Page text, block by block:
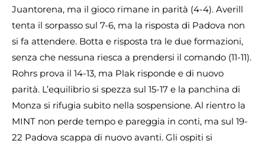
Juantorena, ma il gioco rimane in parità (4-4). Averill
tenta il sorpasso sul 7-6, ma la risposta di Padova non
si fa attendere. Botta e risposta tra le due formazioni,
senza che nessuna riesca a prendersi il comando (11-11).
Rohrs prova il 14-13, ma Plak risponde e di nuovo
parità. L’equilibrio si spezza sul 15-17 e la panchina di
Monza si rifugia subito nella sospensione. Al rientro la
MINT non perde tempo e pareggia in conti, ma sul 19-
22 Padova scappa di nuovo avanti. Gli ospiti si